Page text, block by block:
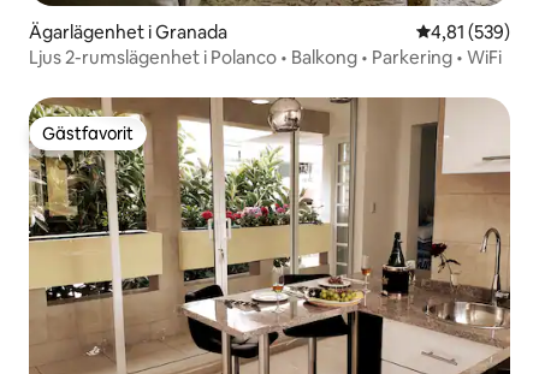
Ägarlägenhet i Granada 4,81 av 5 i
4,81 (539)
Ljus 2-rumslägenhet i Polanco • Balkong • Parkering • WiFi
Gästfavorit
Gästfavorit